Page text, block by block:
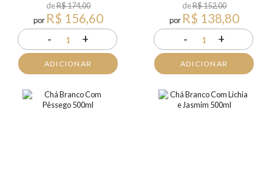
deR$ 174,00
por R$ 156,60
- 1 +
ADICIONAR
deR$ 152,00
por R$ 138,80
- 1 +
ADICIONAR